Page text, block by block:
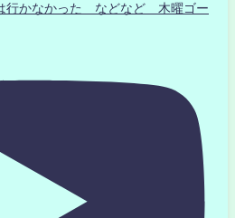
行かなかった などなど 木曜ゴー